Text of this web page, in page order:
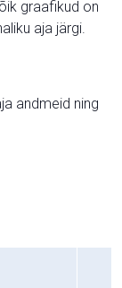
graafikud on
aja järgi.
andmeid ning